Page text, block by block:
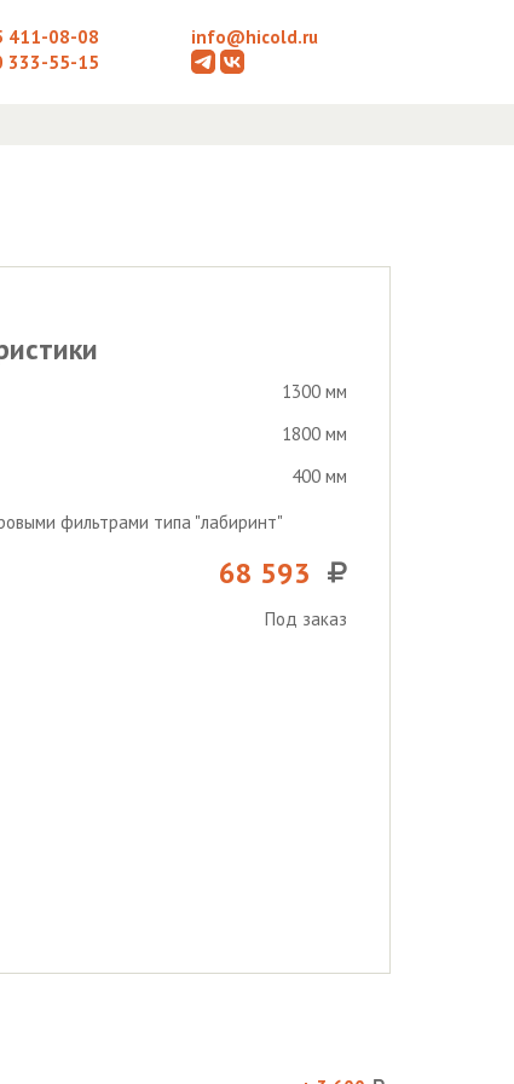
411-08-08
333-55-15
info@hicold.ru
1300 мм
1800 мм
400 мм
фильтрами типа "лабиринт"
68 593
Под заказ